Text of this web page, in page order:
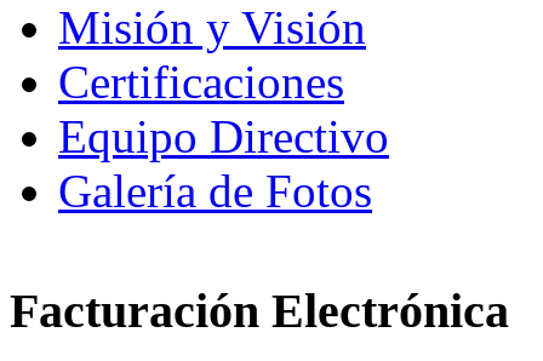
Misión y Visión
Certificaciones
Equipo Directivo
Galería de Fotos
Facturación Electrónica